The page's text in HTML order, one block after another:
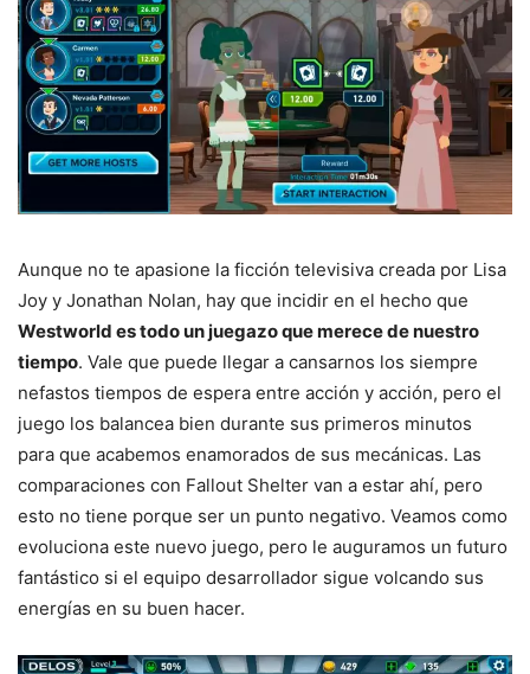
Aunque no te apasione la ficción televisiva creada por Lisa
Joy y Jonathan Nolan, hay que incidir en el hecho que
Westworld es todo un juegazo que merece de nuestro
tiempo. Vale que puede llegar a cansarnos los siempre
nefastos tiempos de espera entre acción y acción, pero el
juego los balancea bien durante sus primeros minutos
para que acabemos enamorados de sus mecánicas. Las
comparaciones con Fallout Shelter van a estar ahí, pero
esto no tiene porque ser un punto negativo. Veamos como
evoluciona este nuevo juego, pero le auguramos un futuro
fantástico si el equipo desarrollador sigue volcando sus
energías en su buen hacer.